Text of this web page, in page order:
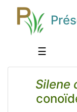
☰
Silene